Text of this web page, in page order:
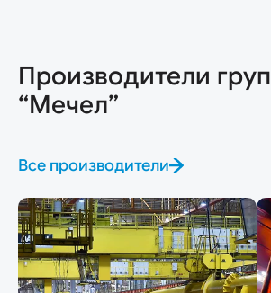
Производители
“Мечел”
Все производители